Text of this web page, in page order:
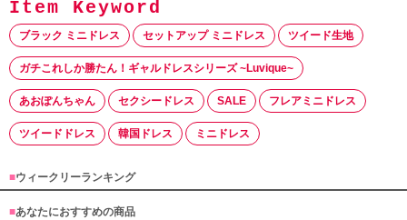
ブラック ミニドレス セットアップ ミニドレス ツイード生地
ガチこれしか勝たん！ギャルドレスシリーズ ~Luvique~
あおぽんちゃん セクシードレス SALE フレアミニドレス
ツイードドレス 韓国ドレス ミニドレス
■ウィークリーランキング
■あなたにおすすめの商品